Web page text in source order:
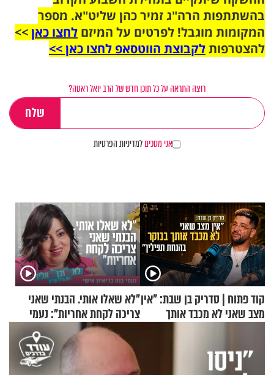
בהשתתפות הרה"ג זמיר כהן שליט"א. מספר
המקומות מוגבל! לפרטים על המיזם לחצו כאן>>
להצטרפותלקבוצת הווטסאפ לחצו כאן >>
רוצה התראה על כל תוכן חדש של הרב יואל ראטה?
אני מסכיםלמדיניות הפרטיות
קוד פתוח | סדריק בן שבת: "אין
מצב שאני לא מכבד אותך
"לא שאלו אותי. הבנתי שאני
צריכה לקחת אחריות": נעמי
בנט בריאיון אישי